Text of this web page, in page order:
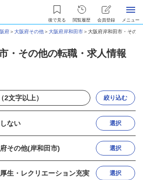
後で見る 閲覧履歴 会員登録 メニュー
府＞大阪府その他＞大阪府岸和田市＞大阪府岸和田市・その
・その他の転職・求人情報
絞り込む
ない 選択
その他(岸和田市) 選択
生・レクリエーション充実 選択